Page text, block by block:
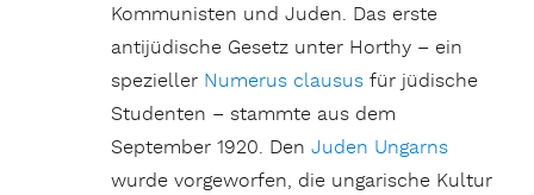
Kommunisten und Juden. Das erste
antijüdische Gesetz unter Horthy – ein
spezieller Numerus clausus für jüdische
Studenten – stammte aus dem
September 1920. DenJuden Ungarns
wurde vorgeworfen, die ungarische Kultur